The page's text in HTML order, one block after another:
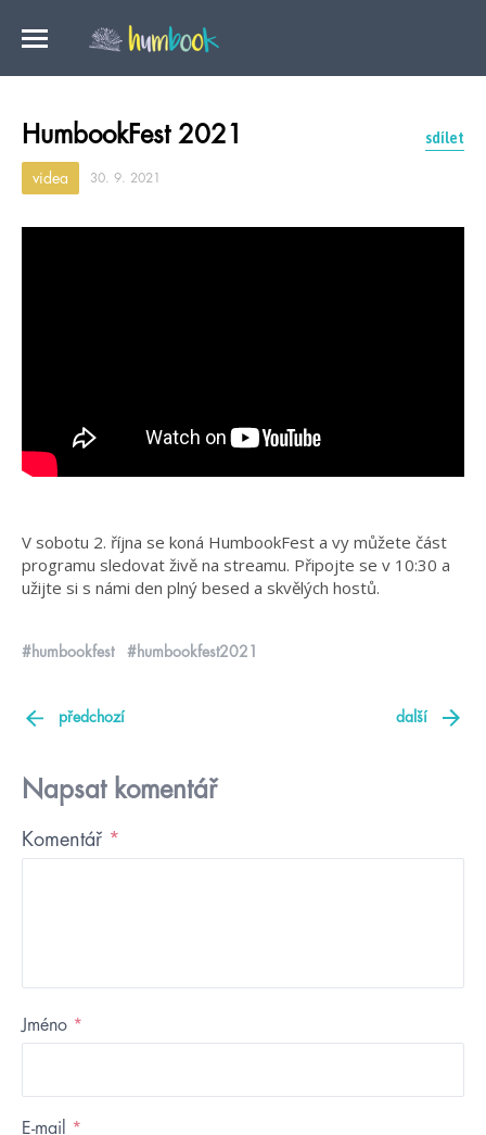
HumbookFest 2021 sdílet
videa 30. 9. 2021
V sobotu 2. října se koná HumbookFest a vy můžete část
programu sledovat živě na streamu. Připojte se v 10:30 a
užijte si s námi den plný besed a skvělých hostů.
#humbookfest #humbookfest2021
předchozí další
Napsat komentář
Komentář *
Jméno *
E-mail *